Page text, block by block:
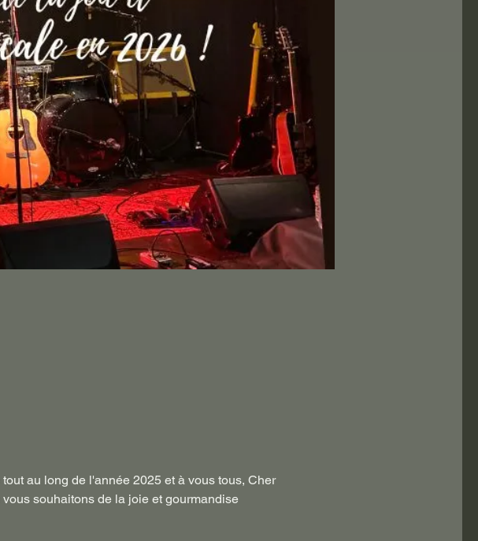
au long de l'année 2025 et à vous tous, Cher
souhaitons de la joie et gourmandise